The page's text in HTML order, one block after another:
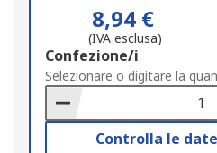
8,94 €
(IVA esclusa)
Add
to
Basket
Confezione/i
Selezionare o digitare la
Controlla le